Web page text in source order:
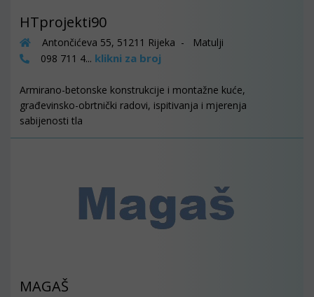
HTprojekti90
Antončićeva 55, 51211 Rijeka - Matulji
098 711 4... klikni za broj
Armirano-betonske konstrukcije i montažne kuće,
građevinsko-obrtnički radovi, ispitivanja i mjerenja
sabijenosti tla
MAGAŠ